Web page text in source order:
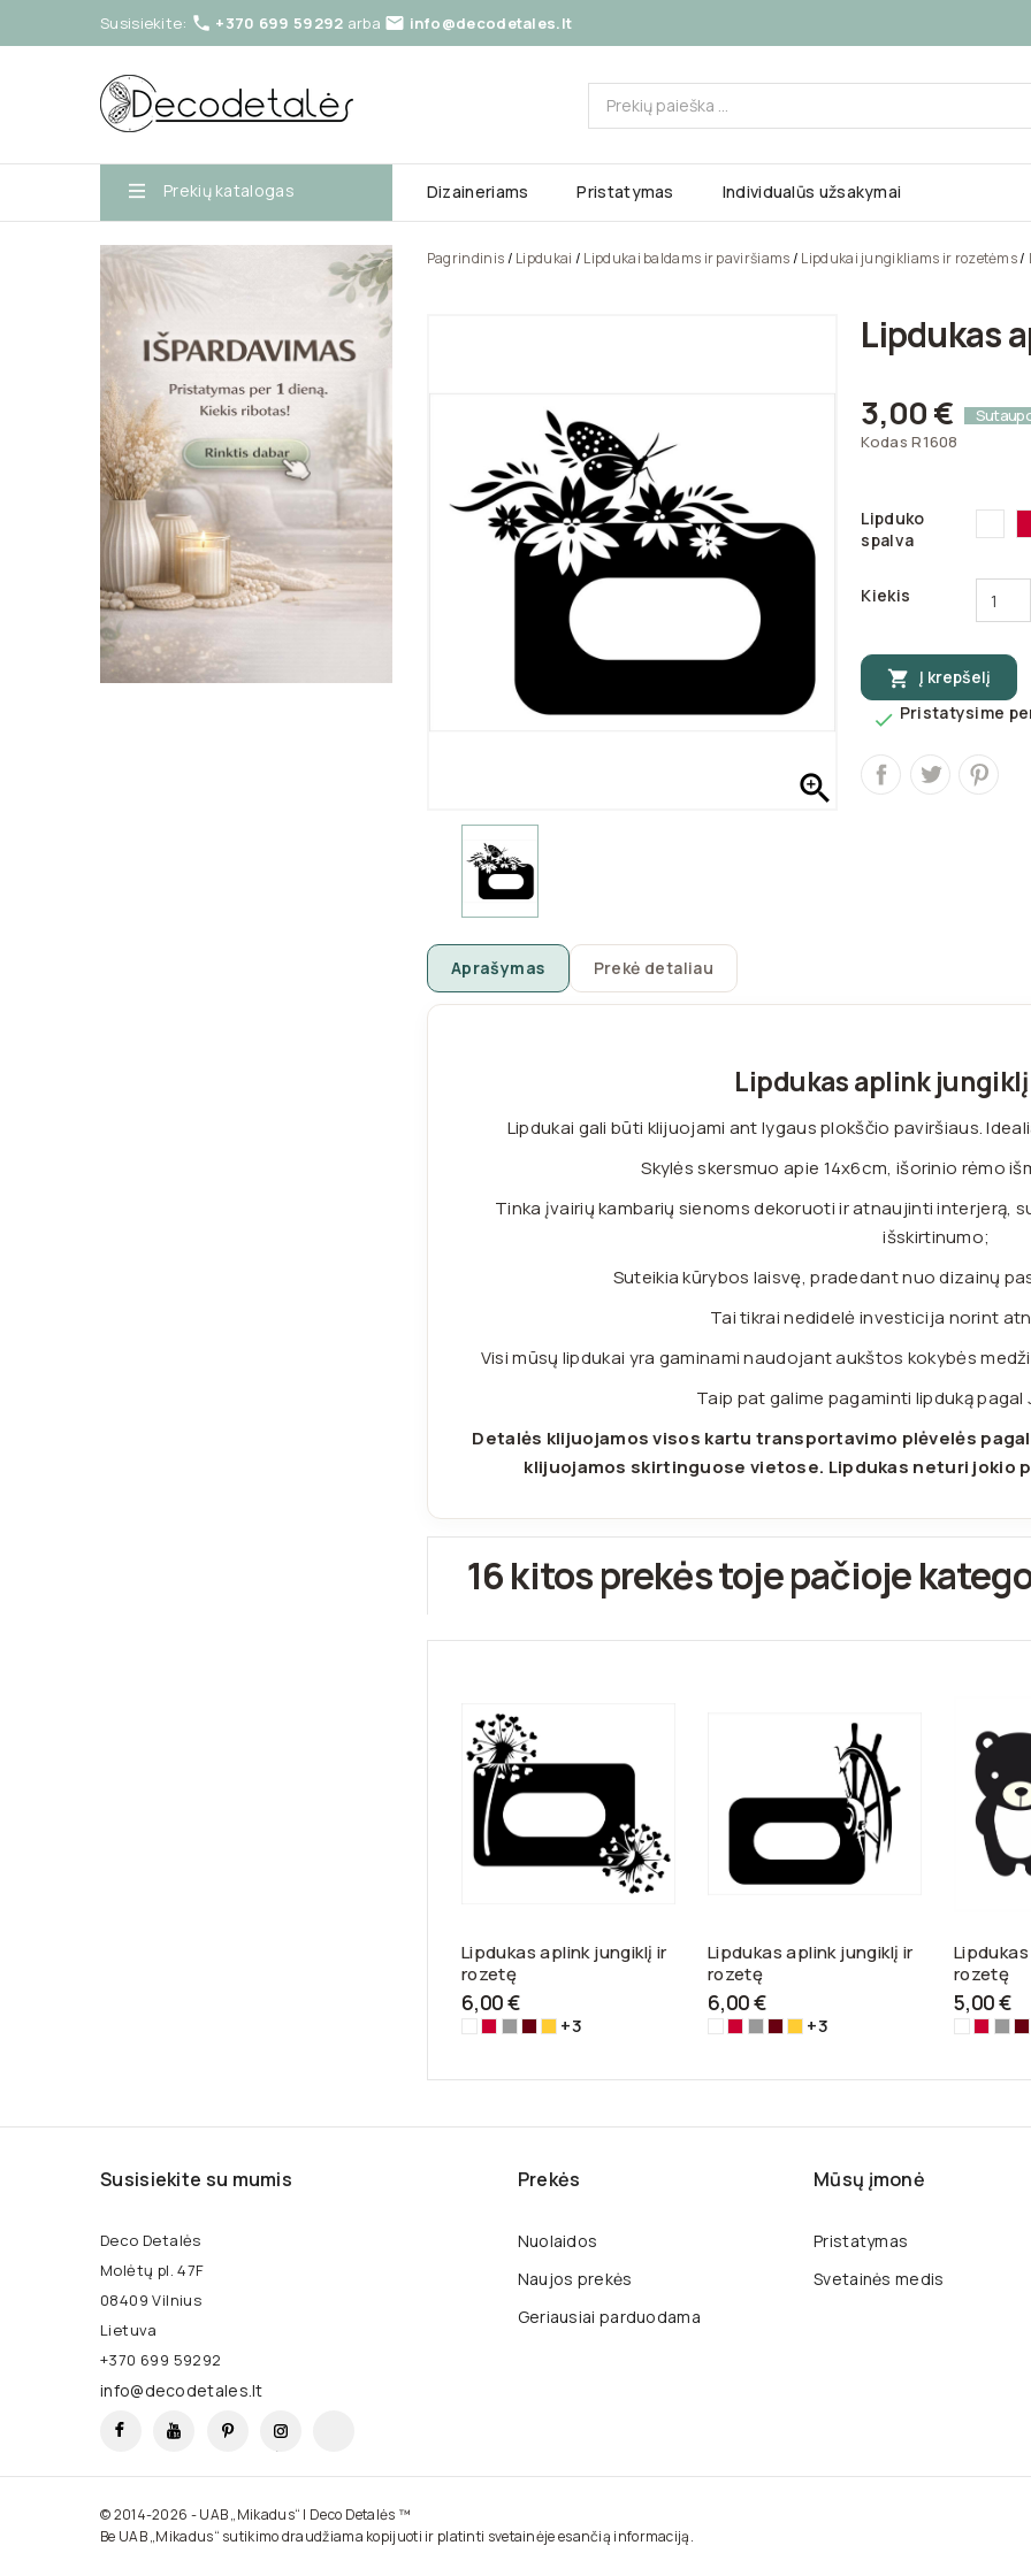
Susisiekite:  +370 699 59292 arba  info@decodetales.lt
Prekių katalogas Dizaineriams Pristatymas Individualūs užsakymai
Pagrindinis Lipdukai Lipdukai baldams ir paviršiams Lipdukai jungikliams ir rozetėms

Lipdukas
3,00 €
Kodas R1608
Lipduko
spalva
Kiekis
 Į krepšelį
 Pristatysime
Aprašymas Prekė detaliau
Lipdukas aplink
Lipdukai gali būti klijuojami ant lygaus plokščio paviršiaus.
Skylės skersmuo apie 14x6cm, išorinio rėmo
Tinka įvairių kambarių sienoms dekoruoti ir atnaujinti interjerą,
išskirtinumo;
Suteikia kūrybos laisvę, pradedant nuo dizainų
Tai tikrai nedidelė investicija norint
Visi mūsų lipdukai yra gaminami naudojant aukštos kokybės
Taip pat galime pagaminti lipduką pagal
Detalės klijuojamos visos kartu transportavimo plėvelės
klijuojamos skirtinguose vietose. Lipdukas neturi jokio
16 kitos prekės toje pačioje
Lipdukas aplink jungiklį ir
rozetę
6,00 €
Balta-
Raudona-
Sidabrinė-3108
Tamsiai
80
Geltona-
+3
Lipdukas aplink jungiklį ir
rozetę
6,00 €
Balta-
Raudona-
Sidabrinė-3108
Tamsiai
80
Geltona-
+3
rozetę
5,00 €
Balta-
Susisiekite su mumis
Deco Detalės
Molėtų pl. 47F
08409 Vilnius
Lietuva
+370 699 59292
info@decodetales.lt
FacebookYouTube Pinterest
Prekės
Nuolaidos
Naujos prekės
Geriausiai parduodama
Mūsų įmonė
Pristatymas
Svetainės medis
© 2014-2026 - UAB „Mikadus“ | Deco Detalės ™
Be UAB „Mikadus“ sutikimo draudžiama kopijuoti ir platinti svetainėje esančią informaciją.